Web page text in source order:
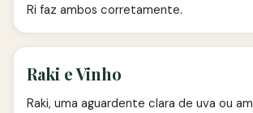
Ri faz ambos corretamente.
Raki e Vinho
Raki, uma aguardente clara de uva ou